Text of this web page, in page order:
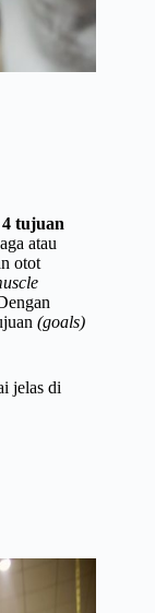
4 tujuan
atau
otot
(goals)
jelas di